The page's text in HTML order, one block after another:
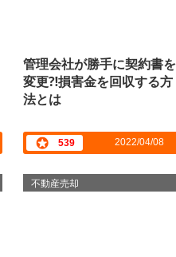
管理会社が勝手に契約書を
変更⁈損害金を回収する方
法とは
539 2022/04/08
不動産売却